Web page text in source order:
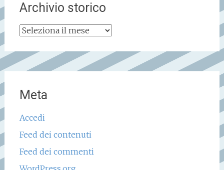
Archivio storico
Archivio
Meta
Accedi
Feed dei contenuti
Feed dei commenti